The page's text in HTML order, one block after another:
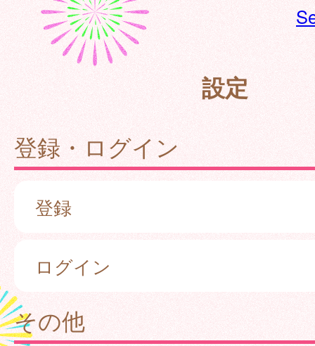
設定
登録・ログイン
登録
ログイン
その他